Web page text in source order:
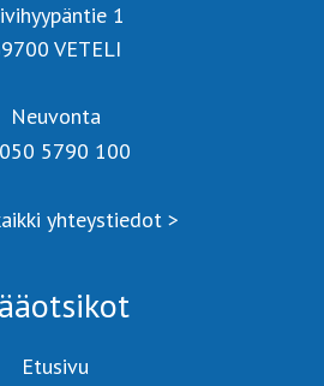
1
VETELI
Neuvonta
5790 100
yhteystiedot >
Etusivu